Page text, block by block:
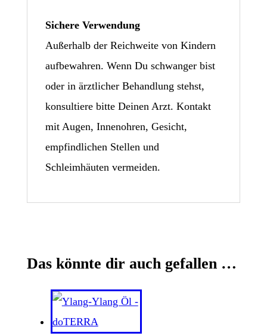
Sichere Verwendung
Außerhalb der Reichweite von Kindern
aufbewahren. Wenn Du schwanger bist
oder in ärztlicher Behandlung stehst,
konsultiere bitte Deinen Arzt. Kontakt
mit Augen, Innenohren, Gesicht,
empfindlichen Stellen und
Schleimhäuten vermeiden.
Das könnte dir auch gefallen …